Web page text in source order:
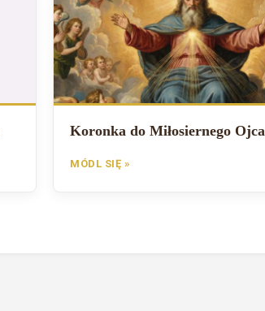
Koronka do Miłosiernego Ojca
MÓDL SIĘ »